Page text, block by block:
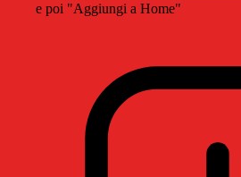
e poi "Aggiungi a Home"